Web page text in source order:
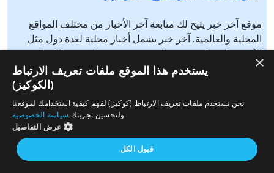
موقع آخر خبر يتيح لك متابعة آخر الأخبار من مختلف المواقع
المحلية والعالمية. آخر خبر يشمل أخبار محلية لعدة دول مثل
الأردن، فلسطين، مصر، السعودية، تونس، المغرب، الجزائر،
عرب ٤٨، لبنان، العراق، اليمن وغيرها آخر خبر يتيح متابعة أخبار
من شتى المواضيع مثل: أخبار محلية، أخبار عالمية، رياضة،
إقتصاد، ثقافة، منوعات وغيرها تابع الأخبار المحلية والعالمية من
مختلف المواقع الإخبارية: الجزيرة، العربية، بي بي سي، سي ان
من نحن إتصل بنا سياسة الخصوصية
×
يستخدم هذا الموقع ملفات تعريف الارتباط
(الكوكيز)
نحن نستخدم ملفات تعريف الارتباط (كوكيز) لفهم كيفية استخدامك لموقعنا
ولتحسين تجربتك سياسة الخصوصية
عرض التفاصيل
قبول الكل